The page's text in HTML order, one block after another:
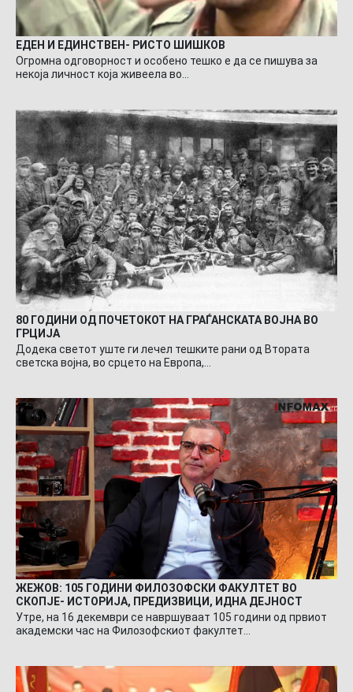
ЕДЕН И ЕДИНСТВЕН- РИСТО ШИШКОВ
Огромна одговорност и особено тешко е да се пишува за
некоја личност која живеела во…
80 ГОДИНИ ОД ПОЧЕТОКОТ НА ГРАЃАНСКАТА ВОЈНА ВО
ГРЦИЈА
Додека светот уште ги лечел тешките рани од Втората
светска војна, во срцето на Европа,…
ЖЕЖОВ: 105 ГОДИНИ ФИЛОЗОФСКИ ФАКУЛТЕТ ВО
СКОПЈЕ- ИСТОРИЈА, ПРЕДИЗВИЦИ, ИДНА ДЕЈНОСТ
Утре, на 16 декември се навршуваат 105 години од првиот
академски час на Филозофскиот факултет…